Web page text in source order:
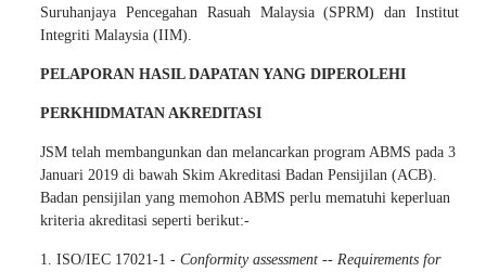
Suruhanjaya Pencegahan Rasuah Malaysia (SPRM) dan Institut
Integriti Malaysia (IIM).
PELAPORAN HASIL DAPATAN YANG DIPEROLEHI
PERKHIDMATAN AKREDITASI
JSM telah membangunkan dan melancarkan program ABMS pada 3
Januari 2019 di bawah Skim Akreditasi Badan Pensijilan (ACB).
Badan pensijilan yang memohon ABMS perlu mematuhi keperluan
kriteria akreditasi seperti berikut:-
1. ISO/IEC 17021-1 - Conformity assessment -- Requirements for